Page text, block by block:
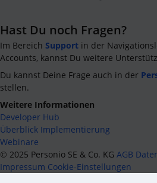
Hast Du noch Fragen?
Im Bereich Support in der
Accounts, kannst Du weitere
Du kannst Deine Frage auch in der
stellen.
Weitere Informationen
Developer Hub
Überblick Implementierung
Webinare
© 2025 Personio SE & Co. KG AGB
Impressum Cookie-Einstellungen